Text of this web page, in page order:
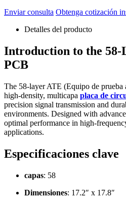
Enviar consulta Obtenga cotización
Detalles del producto
Introduction to the 58-
PCB
The 58-layer ATE (Equipo de prueba
high-density, multicapa placa de
precision signal transmission and
environments. Designed with
optimal performance in high-
applications.
Especificaciones clave
capas: 58
Dimensiones: 17.2″ x 17.8″